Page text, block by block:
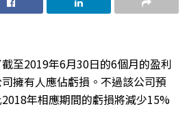
至2019年6月30日的6個月的盈利
擁有人應佔虧損。不過該公司預
年相應期間的虧損將減少15%